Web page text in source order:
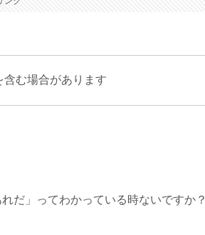
む場合があります
だ」ってわかっている時ないですか？